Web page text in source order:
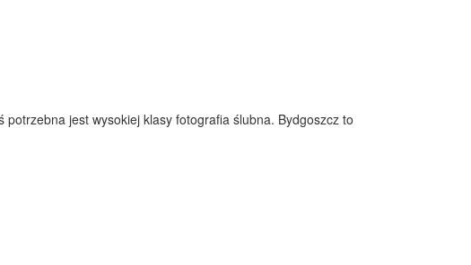
jest wysokiej klasy fotografia ślubna. Bydgoszcz to